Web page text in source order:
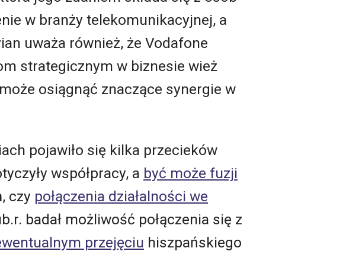
w branży telekomunikacyjnej, a
uważa również, że Vodafone
strategicznym w biznesie wież
osiągnąć znaczące synergie w
pojawiło się kilka przecieków
współpracy, a być może fuzji
, czy połączenia działalności we
badał możliwość połączenia się z
przejęciu hiszpańskiego